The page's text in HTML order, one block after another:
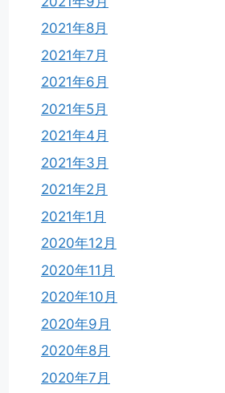
2021年8月
2021年7月
2021年6月
2021年5月
2021年4月
2021年3月
2021年2月
2021年1月
2020年12月
2020年11月
2020年10月
2020年9月
2020年8月
2020年7月